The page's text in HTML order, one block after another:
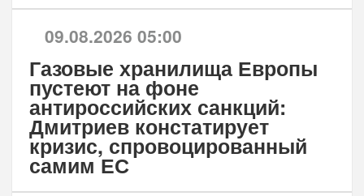
09.08.2026 05:00
Газовые хранилища Европы
пустеют на фоне
антироссийских санкций:
Дмитриев констатирует
кризис, спровоцированный
самим ЕС